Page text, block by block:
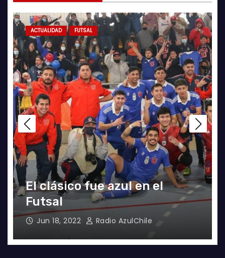
ACTUALIDAD FUTSAL
El clásico fue azul en el
Futsal
Jun 18, 2022 Radio AzulChile